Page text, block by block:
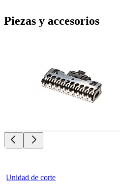
Piezas y accesorios
Unidad de corte